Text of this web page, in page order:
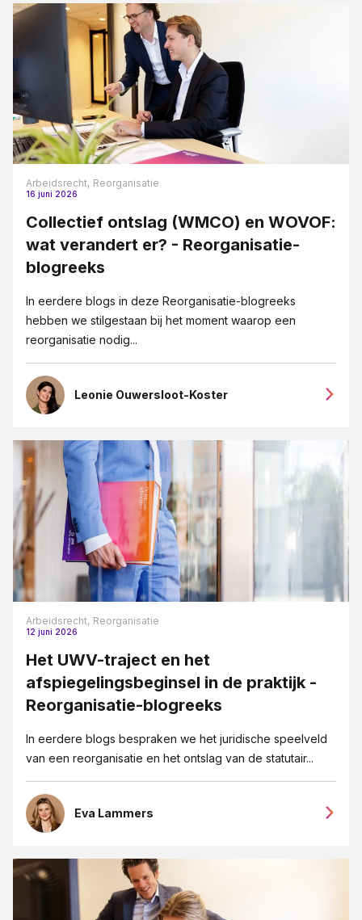
Arbeidsrecht, Reorganisatie
16 juni 2026
Collectief ontslag (WMCO) en WOVOF:
wat verandert er? - Reorganisatie-
blogreeks
In eerdere blogs in deze Reorganisatie-blogreeks
hebben we stilgestaan bij het moment waarop een
reorganisatie nodig...
Leonie Ouwersloot-Koster
Arbeidsrecht, Reorganisatie
12 juni 2026
Het UWV-traject en het
afspiegelingsbeginsel in de praktijk -
Reorganisatie-blogreeks
In eerdere blogs bespraken we het juridische speelveld
van een reorganisatie en het ontslag van de statutair...
Eva Lammers